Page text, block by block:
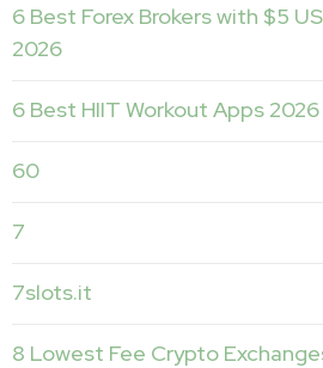
6 Best Forex Brokers with $5
2026
6 Best HIIT Workout Apps
60
7
7slots.it
8 Lowest Fee Crypto